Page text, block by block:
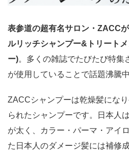
表参道の超有名サロン・ZACC
ルリッチシャンプー&トリート
ー)。多くの雑誌でたびたび特集
が使用していることで話題沸騰中
ZACCシャンプーは乾燥髪にな
られたシャンプーです。日本人
が太く、カラー・パーマ・アイ
た日本人のダメージ髪には補修